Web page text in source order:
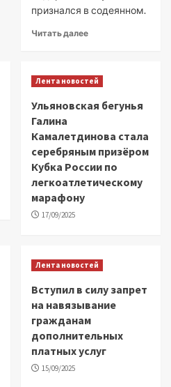
признался в содеянном.
Читать далее
Лента новостей
Ульяновская бегунья
Галина
Камалетдинова стала
серебряным призёром
Кубка России по
легкоатлетическому
марафону
17/09/2025
Лента новостей
Вступил в силу запрет
на навязывание
гражданам
дополнительных
платных услуг
15/09/2025